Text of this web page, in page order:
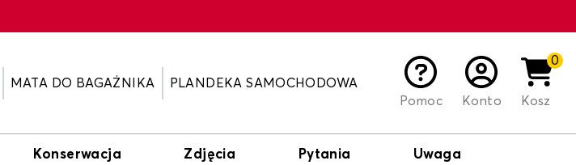
MATA DO BAGAŻNIKA
PLANDEKA SAMOCHODOWA
Pomoc
Konto
0
Kosz
Konserwacja Zdjęcia Pytania Uwaga